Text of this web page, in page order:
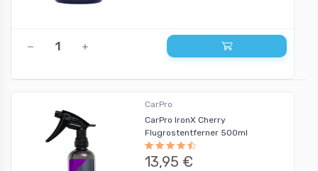
CarPro
CarPro IronX Cherry
Flugrostentferner 500ml
13,95 €